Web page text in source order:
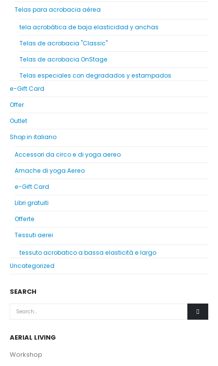
Telas para acrobacia aérea
tela acrobática de baja elasticidad y anchas
Telas de acrobacia "Classic"
Telas de acrobacia OnStage
Telas especiales con degradados y estampados
e-Gift Card
Offer
Outlet
Shop in italiano
Accessori da circo e di yoga aereo
Amache di yoga Aereo
e-Gift Card
Libri gratuiti
Offerte
Tessuti aerei
tessuto acrobatico a bassa elasticità e largo
Uncategorized
SEARCH
AERIAL LIVING
Workshop